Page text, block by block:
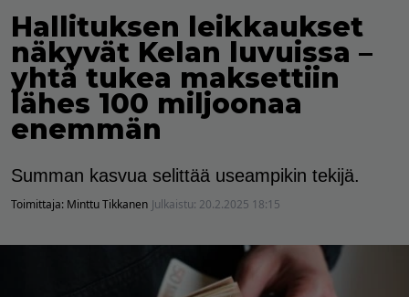
Hallituksen leikkaukset
näkyvät Kelan luvuissa –
yhtä tukea maksettiin
lähes 100 miljoonaa
enemmän
Summan kasvua selittää useampikin tekijä.
Toimittaja: Minttu Tikkanen Julkaistu: 20.2.2025 18:15